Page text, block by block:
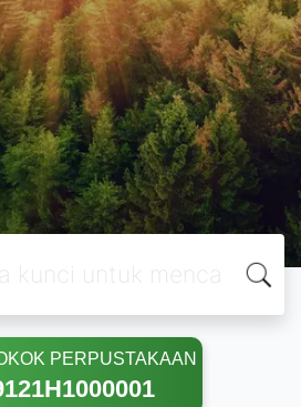
PERPUSTAKAAN